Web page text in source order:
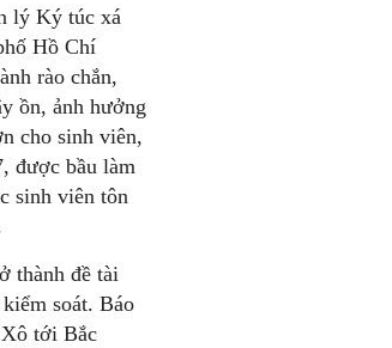
lý Ký túc xá
Hồ Chí
rào chắn,
ồn, ảnh hưởng
cho sinh viên,
được bầu làm
sinh viên tôn
thành đề tài
soát. Báo
tới Bắc